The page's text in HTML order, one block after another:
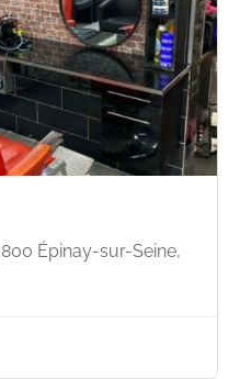
Épinay-sur-Seine,